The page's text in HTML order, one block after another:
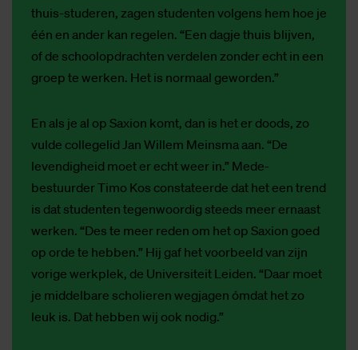
thuis-studeren, zagen studenten volgens hem hoe je
één en ander kan regelen. “Een dagje thuis blijven,
of de schoolopdrachten verdelen zonder echt in een
groep te werken. Het is normaal geworden.”
En als je al op Saxion komt, dan is het er doods, zo
vulde collegelid Jan Willem Meinsma aan. “De
levendigheid moet er echt weer in.” Mede-
bestuurder Timo Kos constateerde dat het een trend
is dat studenten tegenwoordig steeds meer ernaast
werken. “Des te meer reden om het op Saxion goed
op orde te hebben.” Hij gaf het voorbeeld van zijn
vorige werkplek, de Universiteit Leiden. “Daar moet
je middelbare scholieren wegjagen ómdat het zo
leuk is. Dat hebben wij ook nodig.”